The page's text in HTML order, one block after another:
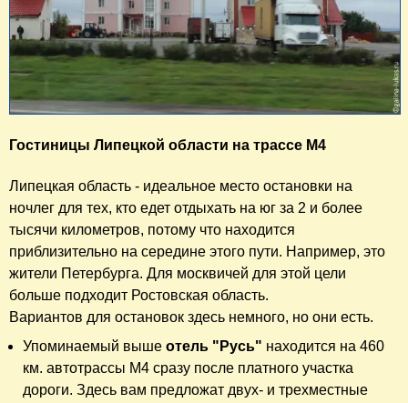
Гостиницы Липецкой области на трассе М4
Липецкая область - идеальное место остановки на
ночлег для тех, кто едет отдыхать на юг за 2 и более
тысячи километров, потому что находится
приблизительно на середине этого пути. Например, это
жители Петербурга. Для москвичей для этой цели
больше подходит Ростовская область.
Вариантов для остановок здесь немного, но они есть.
Упоминаемый выше отель "Русь" находится на 460
км. автотрассы М4 сразу после платного участка
дороги. Здесь вам предложат двух- и трехместные